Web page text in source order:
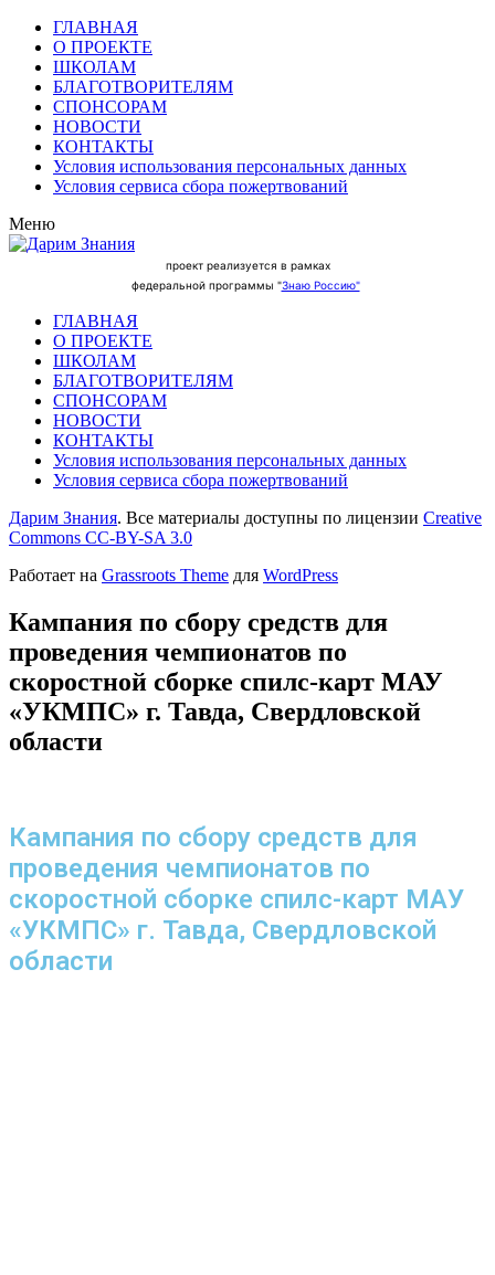
ГЛАВНАЯ
О ПРОЕКТЕ
ШКОЛАМ
БЛАГОТВОРИТЕЛЯМ
СПОНСОРАМ
НОВОСТИ
КОНТАКТЫ
Условия использования персональных данных
Условия сервиса сбора пожертвований
Меню
проект реализуется в рамках
федеральной программы "Знаю Россию"
ГЛАВНАЯ
О ПРОЕКТЕ
ШКОЛАМ
БЛАГОТВОРИТЕЛЯМ
СПОНСОРАМ
НОВОСТИ
КОНТАКТЫ
Условия использования персональных данных
Условия сервиса сбора пожертвований
Дарим Знания. Все материалы доступны по лицензии Creative
Commons СС-BY-SA 3.0
Работает на Grassroots Theme для WordPress
Кампания по сбору средств для
проведения чемпионатов по
скоростной сборке спилс-карт МАУ
«УКМПС» г. Тавда, Свердловской
области
Кампания по сбору средств для
проведения чемпионатов по
скоростной сборке спилс-карт МАУ
«УКМПС» г. Тавда, Свердловской
области